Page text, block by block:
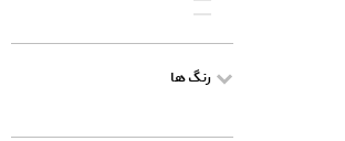
Eagleseeرنگ ها